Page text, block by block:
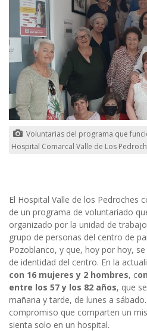
Voluntarias del programa que
Hospital Comarcal Valle de Los
El Hospital Valle de los Pedroches
de un programa de voluntariado
organizado por la unidad de
grupo de personas del centro de
Pozoblanco, y que, hoy por hoy,
de identidad del centro. En la
con 16 mujeres y 2 hombres, c
entre los 57 y los 82 años, que
mañana y tarde, de lunes a
compromiso que comparten un
sienta solo en un hospital.